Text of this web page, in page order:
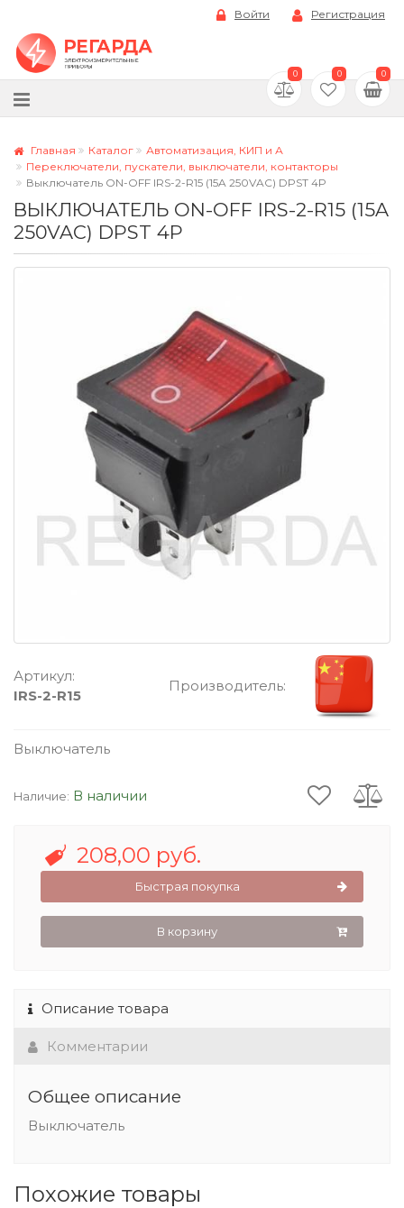
Войти Регистрация
0 0 0
Главная Каталог
Автоматизация, КИП и А
Переключатели, пускатели, выключатели, контакторы
Выключатель ON-OFF IRS-2-R15 (15A 250VAC) DPST 4P
ВЫКЛЮЧАТЕЛЬ ON-OFF IRS-2-R15 (15A
250VAC) DPST 4P
Артикул:
IRS-2-R15
Производитель:
Выключатель
Наличие: В наличии
208,00 руб.
Быстрая покупка
В корзину
Описание товара
Комментарии
Общее описание
Выключатель
Похожие товары